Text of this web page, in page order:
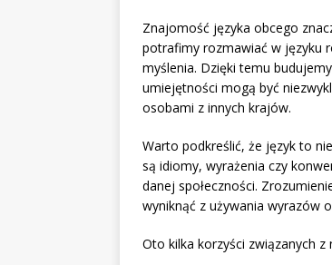
Znajomość języka obcego
potrafimy rozmawiać w języku
myślenia. Dzięki temu
umiejętności mogą być
osobami z innych krajów.
Warto podkreślić, że język to
są idiomy, wyrażenia czy
danej społeczności.
wyniknąć z używania wyrazów
Oto kilka korzyści związanych